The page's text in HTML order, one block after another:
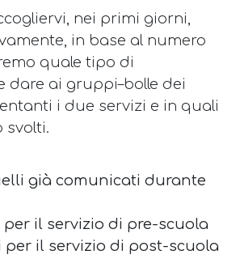
nei primi giorni,
in base al numero
quale tipo di
dare ai gruppi–bolle dei
i due servizi e in quali
svolti.
già comunicati durante
per il servizio di pre-scuola
per il servizio di post-scuola